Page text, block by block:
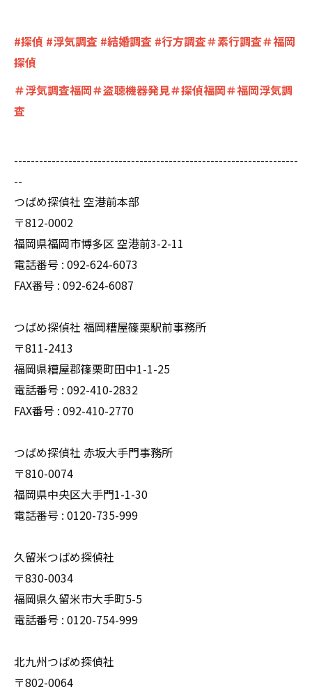
#探偵 #浮気調査 #結婚調査 #行方調査＃素行調査＃福岡
探偵
＃浮気調査福岡＃盗聴機器発見＃探偵福岡＃福岡浮気調
査
--------------------------------------------------------------------
--
つばめ探偵社 空港前本部
〒812-0002
福岡県福岡市博多区 空港前3-2-11
電話番号 : 092-624-6073
FAX番号 : 092-624-6087
つばめ探偵社 福岡糟屋篠栗駅前事務所
〒811-2413
福岡県糟屋郡篠栗町田中1-1-25
電話番号 : 092-410-2832
FAX番号 : 092-410-2770
つばめ探偵社 赤坂大手門事務所
〒810-0074
福岡県中央区大手門1-1-30
電話番号 : 0120-735-999
久留米つばめ探偵社
〒830-0034
福岡県久留米市大手町5-5
電話番号 : 0120-754-999
北九州つばめ探偵社
〒802-0064